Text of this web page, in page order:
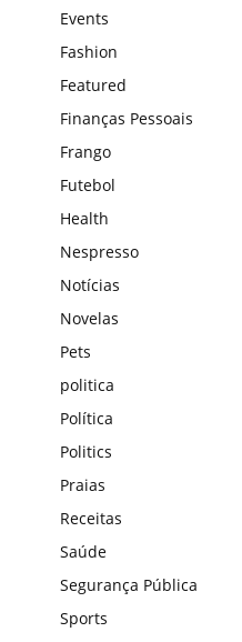
Events
Fashion
Featured
Finanças Pessoais
Frango
Futebol
Health
Nespresso
Notícias
Novelas
Pets
politica
Política
Politics
Praias
Receitas
Saúde
Segurança Pública
Sports